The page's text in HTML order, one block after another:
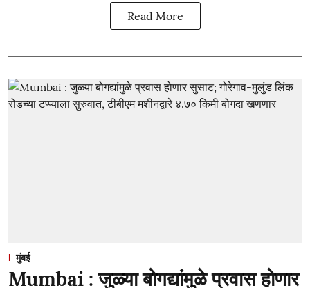
Read More
मुंबई
Mumbai : जुळ्या बोगद्यांमुळे प्रवास होणार